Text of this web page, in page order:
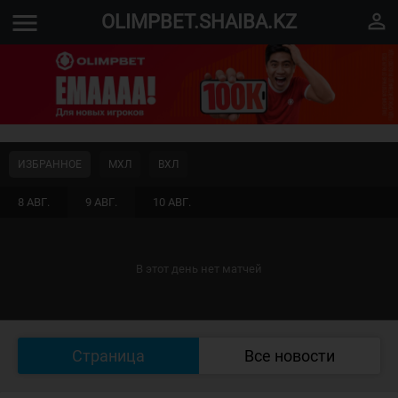
menu OLIMPBET.SHAIBA.KZ perm_identity
8 АВГ. 9 АВГ. 10 АВГ.
ИЗБРАННОЕ МХЛ ВХЛ
В этот день нет матчей
Страница Все новости